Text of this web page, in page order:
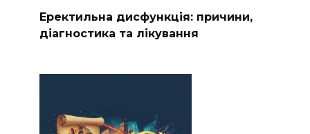
Еректильна дисфункція: причини,
діагностика та лікування